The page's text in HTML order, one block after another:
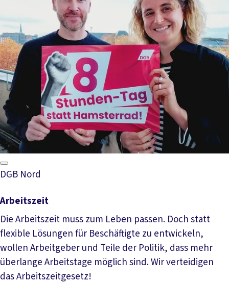
DGB Nord
Arbeitszeit
Die Arbeitszeit muss zum Leben passen. Doch statt
flexible Lösungen für Beschäftigte zu entwickeln,
wollen Arbeitgeber und Teile der Politik, dass mehr
überlange Arbeitstage möglich sind. Wir verteidigen
das Arbeitszeitgesetz!